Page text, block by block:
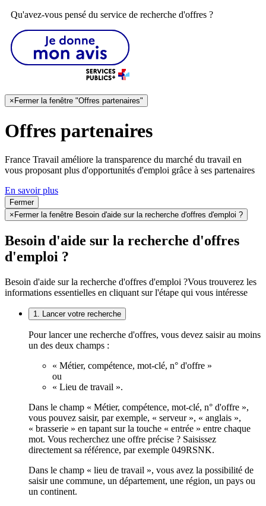
Qu'avez-vous pensé du service de recherche d'offres ?
× Fermer la fenêtre "Offres partenaires"
Offres partenaires
France Travail améliore la transparence du marché du travail en
vous proposant plus d'opportunités d'emploi grâce à ses partenaires
En savoir plus
Fermer
× Fermer la fenêtre Besoin d'aide sur la recherche d'offres d'emploi ?
Besoin d'aide sur la recherche d'offres
d'emploi ?
Besoin d'aide sur la recherche d'offres d'emploi ?Vous trouverez les
informations essentielles en cliquant sur l'étape qui vous intéresse
1. Lancer votre recherche
Pour lancer une recherche d'offres, vous devez saisir au moins
un des deux champs :
« Métier, compétence, mot-clé, n° d'offre »
ou
« Lieu de travail ».
Dans le champ « Métier, compétence, mot-clé, n° d'offre »,
vous pouvez saisir, par exemple, « serveur », « anglais »,
« brasserie » en tapant sur la touche « entrée » entre chaque
mot. Vous recherchez une offre précise ? Saisissez
directement sa référence, par exemple 049RSNK.
Dans le champ « lieu de travail », vous avez la possibilité de
saisir une commune, un département, une région, un pays ou
un continent.